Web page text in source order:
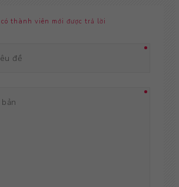
thành viên mới được trả lời